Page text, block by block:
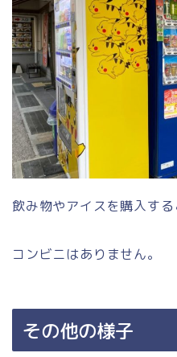
飲み物やアイスを購入する
コンビニはありません。
その他の様子